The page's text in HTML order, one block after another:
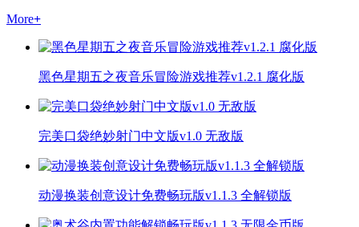
More+
黑色星期五之夜音乐冒险游戏推荐v1.2.1 腐化版
完美口袋绝妙射门中文版v1.0 无敌版
动漫换装创意设计免费畅玩版v1.1.3 全解锁版